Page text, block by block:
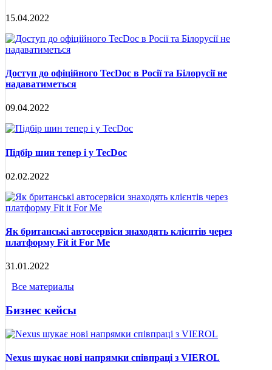
15.04.2022
Доступ до офіційного TecDoc в Росії та Білорусії не
надаватиметься
09.04.2022
Підбір шин тепер і у TecDoc
02.02.2022
Як британські автосервіси знаходять клієнтів через
платформу Fit it For Me
31.01.2022
Все материалы
Бизнес кейсы
Nexus шукає нові напрямки співпраці з VIEROL